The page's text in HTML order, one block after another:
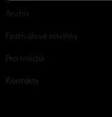
Archiv
Festivalové novinky
Pro média
Kontakty